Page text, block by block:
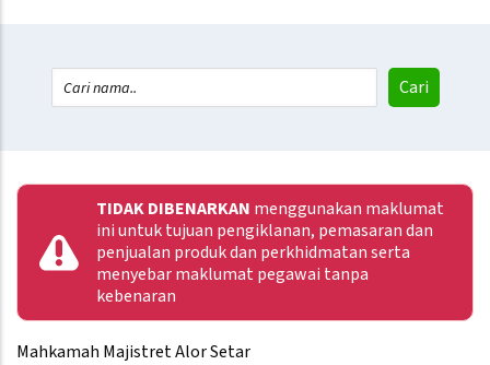
TIDAK DIBENARKAN menggunakan maklumat
ini untuk tujuan pengiklanan, pemasaran dan
penjualan produk dan perkhidmatan serta
menyebar maklumat pegawai tanpa
kebenaran
Mahkamah Majistret Alor Setar